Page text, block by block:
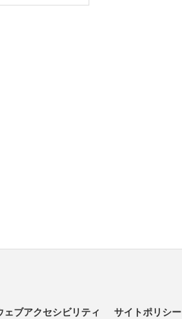
ェブアクセシビリティ サイトポリシー